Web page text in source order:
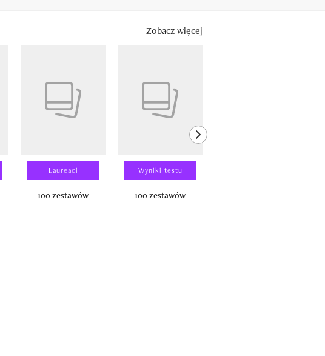
Zobacz więcej
Laureaci
100 zestawów
Wyniki testu
100 zestawów
next element